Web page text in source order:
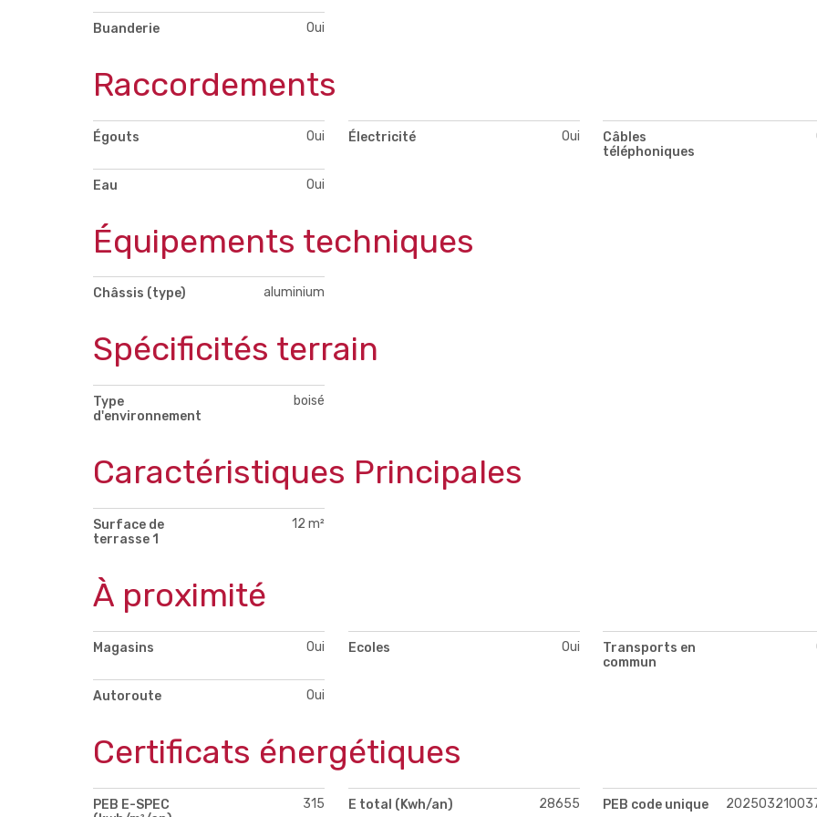
Buanderie Oui
Raccordements
Égouts Oui Électricité Oui
Câbles
téléphoniques
Eau Oui
Équipements techniques
Châssis (type) aluminium
Spécificités terrain
Type
d'environnement
boisé
Caractéristiques Principales
Surface de
terrasse 1
12 m²
À proximité
Magasins Oui Ecoles Oui
Transports en
commun
Autoroute Oui
Certificats énergétiques
PEB E-SPEC
315 E total (Kwh/an) 28655 PEB code unique